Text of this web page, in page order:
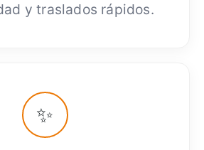
y traslados rápidos.
✨